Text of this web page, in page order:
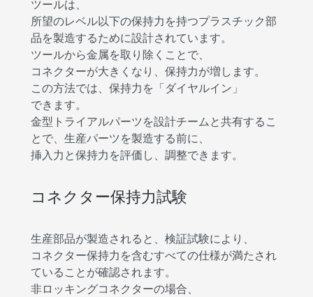
ツールは、
所望のレベル以下の保持力を持つプラスチック部
品を製造するために設計されています。
ツールから金属を取り除くことで、
コネクターが大きくなり、保持力が増します。
この方法では、保持力を「ダイヤルイン」
できます。
金型トライアルパーツを設計チームと共有するこ
とで、生産パーツを製造する前に、
挿入力と保持力を評価し、調整できます。
コネクター保持力試験
生産部品が製造されると、検証試験により、
コネクター保持力を含むすべての仕様が満たされ
ていることが確認されます。
非ロッキングコネクターの場合、